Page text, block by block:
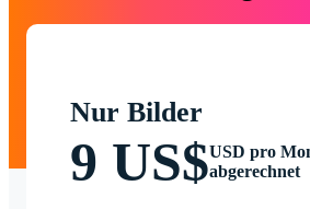
Nur Bilder
9 US$USD pro
abgerechnet